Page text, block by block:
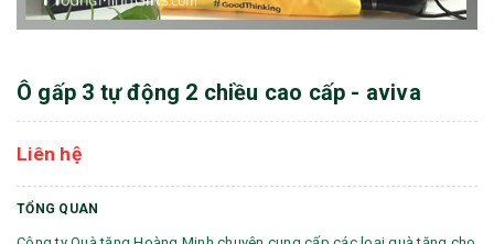
Ô gấp 3 tự động 2 chiều cao cấp - aviva
Liên hệ
TỔNG QUAN